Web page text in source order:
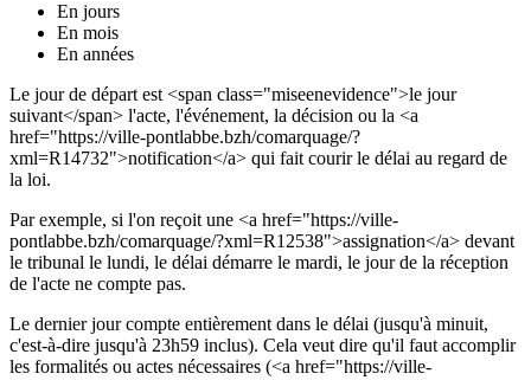
En jours
En mois
En années
Le jour de départ est <span class="miseenevidence">le jour
suivant</span> l'acte, l'événement, la décision ou la <a
href="https://ville-pontlabbe.bzh/comarquage/?
xml=R14732">notification</a> qui fait courir le délai au regard de
la loi.
Par exemple, si l'on reçoit une <a href="https://ville-
pontlabbe.bzh/comarquage/?xml=R12538">assignation</a> devant
le tribunal le lundi, le délai démarre le mardi, le jour de la réception
de l'acte ne compte pas.
Le dernier jour compte entièrement dans le délai (jusqu'à minuit,
c'est-à-dire jusqu'à 23h59 inclus). Cela veut dire qu'il faut accomplir
les formalités ou actes nécessaires (<a href="https://ville-